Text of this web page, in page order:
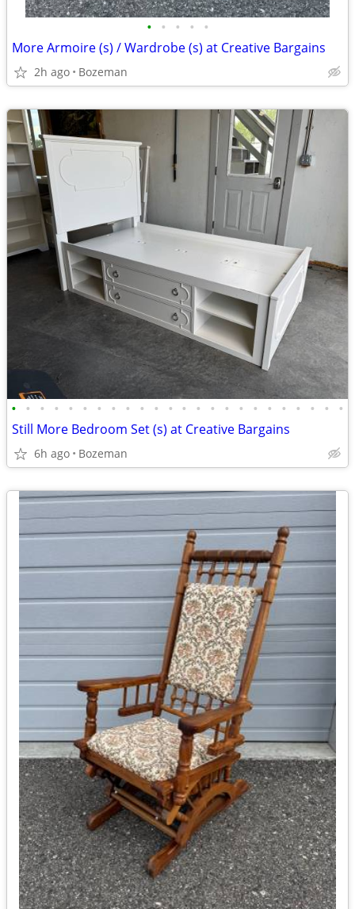
• • • • •
More Armoire (s) / Wardrobe (s) at Creative Bargains
2h ago Bozeman
• • • • • • • • • • • • • • • • • • • • • • • •
Still More Bedroom Set (s) at Creative Bargains
6h ago Bozeman